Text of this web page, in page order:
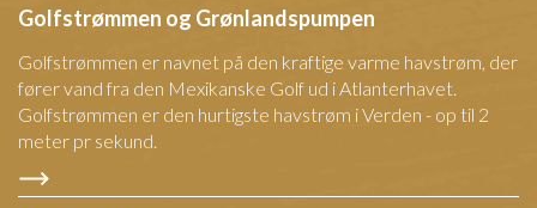
Golfstrømmen og Grønlandspumpen
Golfstrømmen er navnet på den kraftige varme havstrøm, der
fører vand fra den Mexikanske Golf ud i Atlanterhavet.
Golfstrømmen er den hurtigste havstrøm i Verden - op til 2
meter pr sekund.